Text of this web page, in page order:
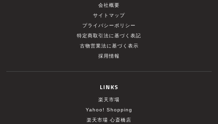
会社概要
サイトマップ
プライバシーポリシー
特定商取引法に基づく表記
古物営業法に基づく表示
採用情報
LINKS
楽天市場
Yahoo! Shopping
楽天市場 心斎橋店